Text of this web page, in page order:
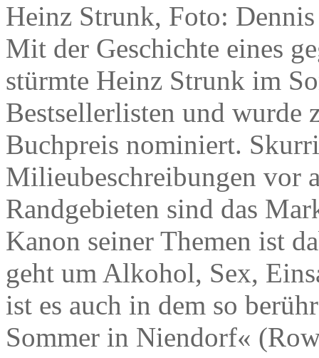
Heinz Strunk, Foto:
Mit der Geschichte eines
stürmte Heinz Strunk im
Bestsellerlisten und wurde
Buchpreis nominiert.
Milieubeschreibungen vor
Randgebieten sind das
Kanon seiner Themen ist
geht um Alkohol, Sex,
ist es auch in dem so
Sommer in Niendorf«